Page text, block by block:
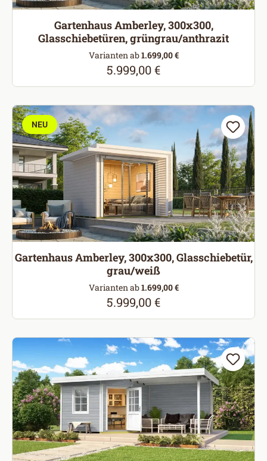
Gartenhaus Amberley, 300x300,
Glasschiebetüren, grüngrau/anthrazit
Varianten ab1.699,00 €
Regulärer Preis:
5.999,00 €
NEU
Gartenhaus Amberley, 300x300, Glasschiebetür,
grau/weiß
Varianten ab1.699,00 €
Regulärer Preis:
5.999,00 €